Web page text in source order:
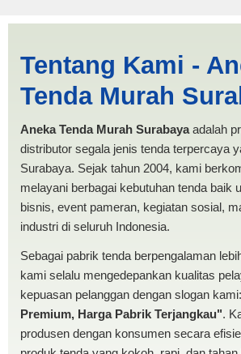
Lampung |
ANEKA TENDA
Tentang Kami -
Tenda Murah
Aneka Tenda Murah Surabayaadalah
distributor segala jenis tenda terpercaya
Surabaya. Sejak tahun 2004, kami
melayani berbagai kebutuhan tenda baik
bisnis, event pameran, kegiatan sosial,
industri di seluruh Indonesia.
Sebagai pabrik tenda berpengalaman
kami selalu mengedepankan kualitas
kepuasan pelanggan dengan slogan kami:
Premium, Harga Pabrik Terjangkau".
produsen dengan konsumen secara